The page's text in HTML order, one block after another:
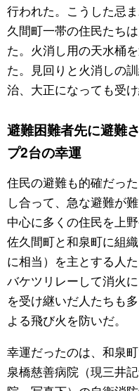
行われた。こうした忌
久間町一帯の住民たち
た。火消し用の天水桶
た。見回りと火消しの
治、大正になっても受け
避難困難者先に避難
プ2台の幸運
住民の避難も的確だっ
し合って、急な避難が
中心に多くの住民を上
佐久間町と和泉町に組
に相当）を主とする人
バケツリレーして消火
を受け継いだ人たちも
よる飛び火を防いだ。
幸運だったのは、和泉
泉橋慈善病院（現三井